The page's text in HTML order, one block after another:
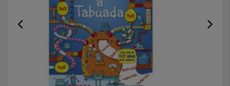
Previous